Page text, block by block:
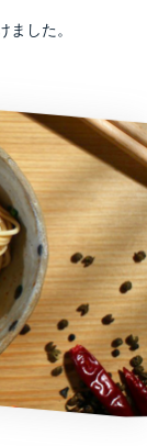
した。